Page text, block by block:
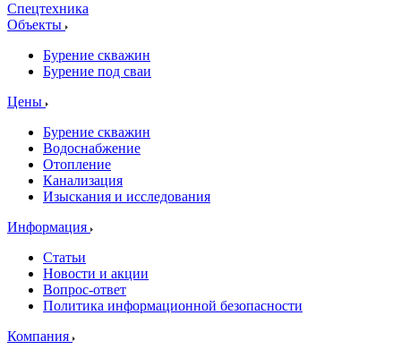
Спецтехника
Объекты
Бурение скважин
Бурение под сваи
Цены
Бурение скважин
Водоснабжение
Отопление
Канализация
Изыскания и исследования
Информация
Статьи
Новости и акции
Вопрос-ответ
Политика информационной безопасности
Компания